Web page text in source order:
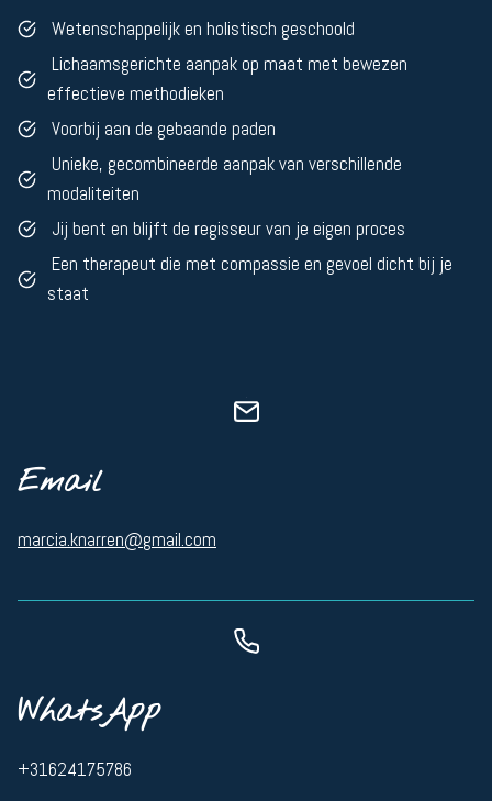
Wetenschappelijk en holistisch geschoold
Lichaamsgerichte aanpak op maat met bewezen
effectieve methodieken
Voorbij aan de gebaande paden
Unieke, gecombineerde aanpak van verschillende
modaliteiten
Jij bent en blijft de regisseur van je eigen proces
Een therapeut die met compassie en gevoel dicht bij je
staat
Email
marcia.knarren@gmail.com
WhatsApp
+31624175786